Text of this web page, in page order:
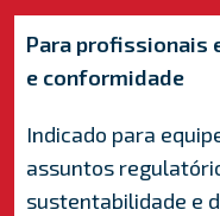
Para profissionais
e conformidade
Indicado para
assuntos
sustentabilidade e